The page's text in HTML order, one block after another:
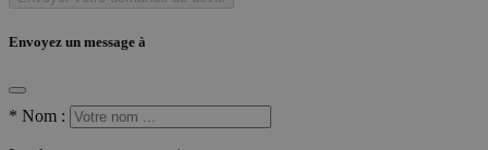
Envoyez un message à
* Nom :